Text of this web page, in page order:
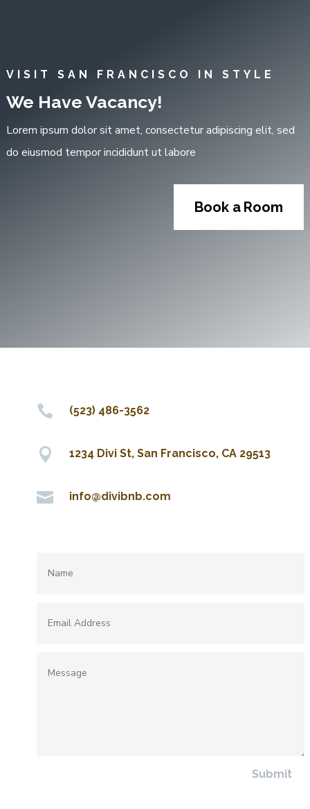
VISIT SAN FRANCISCO IN STYLE
We Have Vacancy!
Lorem ipsum dolor sit amet, consectetur adipiscing elit, sed
do eiusmod tempor incididunt ut labore
Book a Room
 (523) 486-3562
 1234 Divi St, San Francisco, CA 29513
 info@divibnb.com
Submit